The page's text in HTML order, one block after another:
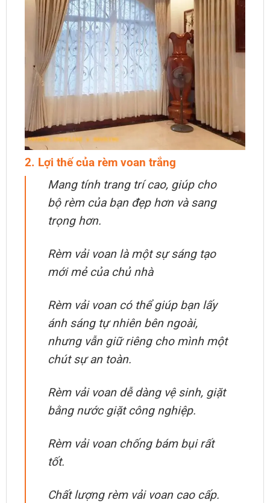
2. Lợi thế của rèm voan trắng
Mang tính trang trí cao, giúp cho
bộ rèm của bạn đẹp hơn và sang
trọng hơn.
Rèm vải voan là một sự sáng tạo
mới mẻ của chủ nhà
Rèm vải voan có thể giúp bạn lấy
ánh sáng tự nhiên bên ngoài,
nhưng vẫn giữ riêng cho mình một
chút sự an toàn.
Rèm vải voan dễ dàng vệ sinh, giặt
bằng nước giặt công nghiệp.
Rèm vải voan chống bám bụi rất
tốt.
Chất lượng rèm vải voan cao cấp.